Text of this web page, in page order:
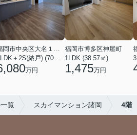
福岡市中央区大名１丁目
2LDK＋2S(納戸) (70.69㎡)
万円
福岡市博多区神屋町
1LDK (38.57㎡)
1,475万円
覧 スカイマンション諸岡 4階